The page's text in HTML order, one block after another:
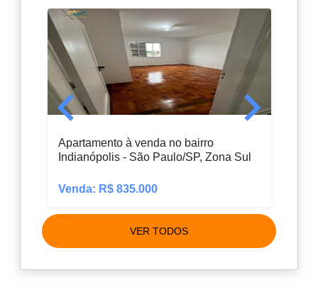
Apartamento à venda no bairro
Indianópolis - São Paulo/SP, Zona Sul
Venda: R$ 835.000
VER TODOS